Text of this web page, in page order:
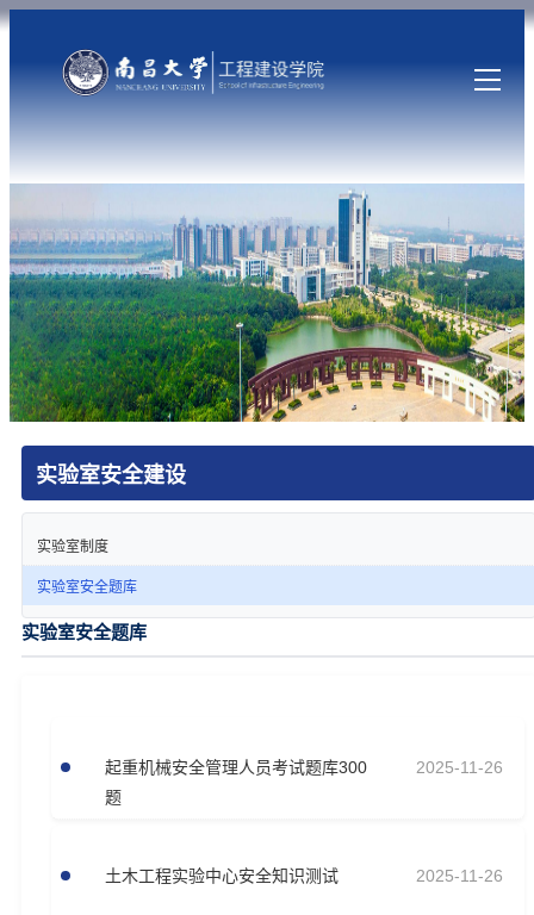
实验室安全建设
实验室制度
实验室安全题库
实验室安全题库
​起重机械安全管理人员考试题库300
题
2025-11-26
土木工程实验中心安全知识测试 2025-11-26